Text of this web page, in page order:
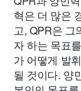
혁은 더 많은
고, QPR은 그
자 하는 목표
가 어떻게 발
될 것이다. 양